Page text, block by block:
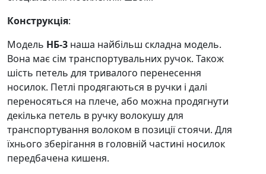
Конструкція:
Модель НБ-3 наша найбільш складна модель.
Вона має сім транспортувальних ручок. Також
шість петель для тривалого перенесення
носилок. Петлі продягаються в ручки і далі
переносяться на плече, або можна продягнути
декілька петель в ручку волокушу для
транспортування волоком в позиції стоячи. Для
їхнього зберігання в головній частині носилок
передбачена кишеня.